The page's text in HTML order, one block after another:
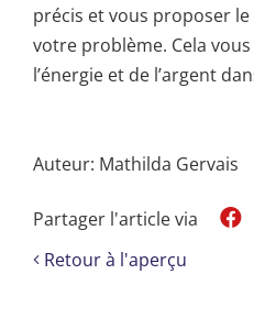
précis et vous proposer
votre problème. Cela
l’énergie et de l’argent
Auteur: Mathilda Gervais
Partager l'article via
Retour à l'aperçu